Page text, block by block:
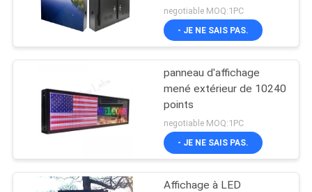
CONTRÔLE
QUALITÉ
CONTACTEZ-
NOUS
NOUVELLES
SMD 3535
imperméables intense
negotiable MOQ:1PC
- JE NE SAIS PAS.
panneau d'affichage
mené extérieur de 10240
points
negotiable MOQ:1PC
- JE NE SAIS PAS.
Affichage à LED